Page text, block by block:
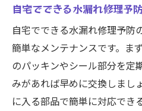
毎日のセルフチェッ
水漏れ修理予防に
ト
水道水の安全維持
水漏れ修理を防ぐ
自宅でできる水漏れ修理予
自宅でできる水漏れ修理予防
簡単なメンテナンスです。ま
のパッキンやシール部分を定
みがあれば早めに交換しまし
に入る部品で簡単に対応でき